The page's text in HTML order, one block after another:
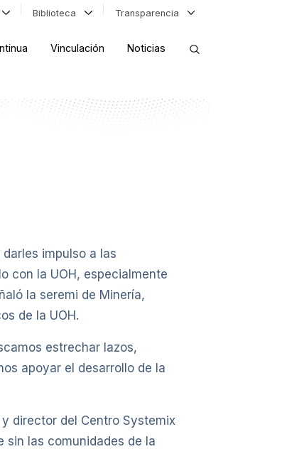
Biblioteca Transparencia
Vinculación Noticias
impulso a las
con la UOH, especialmente
la seremi de Minería,
de la UOH.
estrechar lazos,
apoyar el desarrollo de la
director del Centro Systemix
sin las comunidades de la